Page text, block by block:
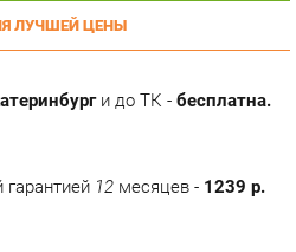
и до ТК -бесплатна.